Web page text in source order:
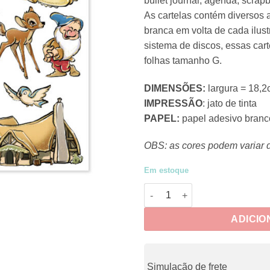
As cartelas contém diversos
branca em volta de cada
sistema de discos, essas
folhas tamanho G.
DIMENSÕES: largura =
IMPRESSÃO: jato de tinta
PAPEL: papel adesivo
OBS: as cores podem variar
Em estoque
J-DECO004 - Adesivos
Simulação de frete